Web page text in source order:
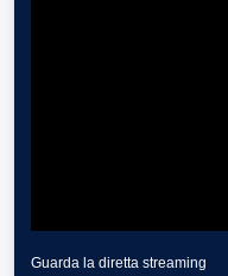
Guarda la diretta streaming